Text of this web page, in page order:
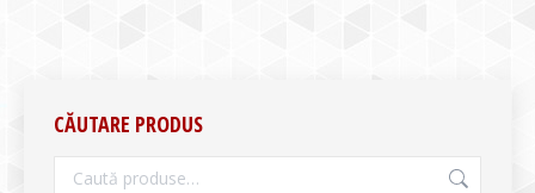
CĂUTARE PRODUS